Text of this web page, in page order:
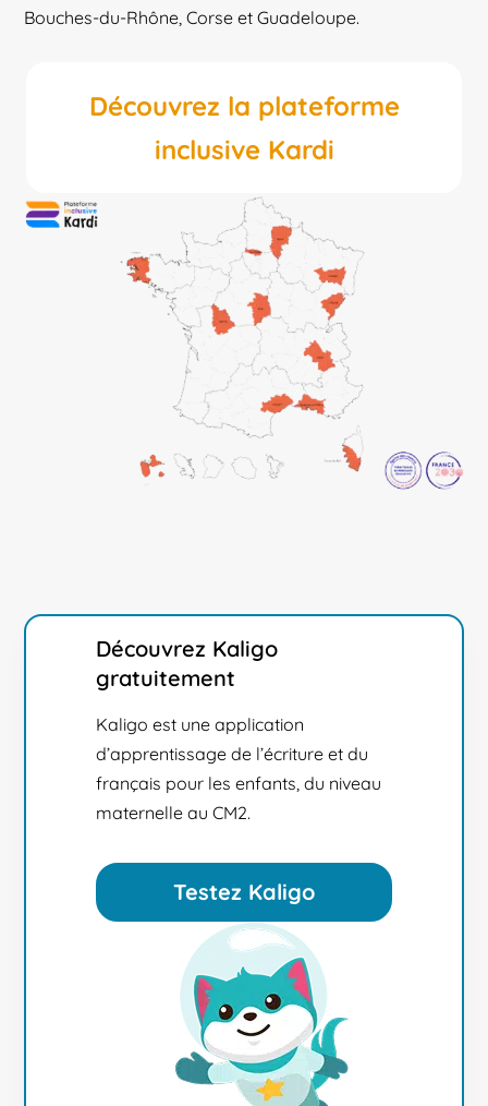
Bouches-du-Rhône, Corse et Guadeloupe.
Découvrez la plateforme
inclusive Kardi
Découvrez Kaligo
gratuitement
Kaligo est une application
d’apprentissage de l’écriture et du
français pour les enfants, du niveau
maternelle au CM2.
Testez Kaligo